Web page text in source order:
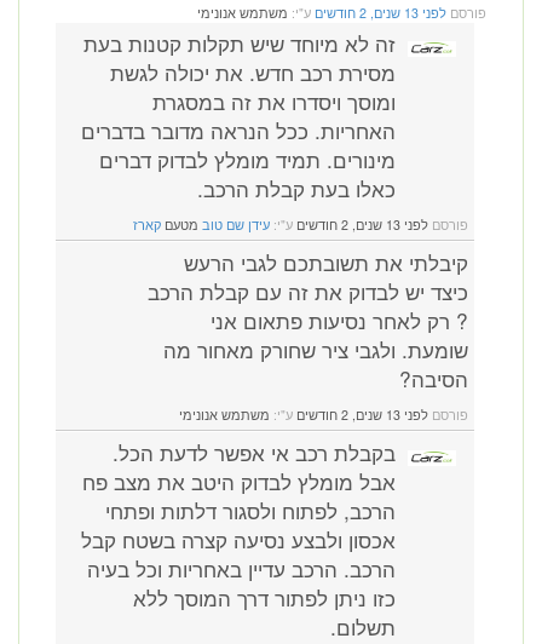
פורסם לפני 13 שנים, 2 חודשים ע"י: משתמש אנונימי
זה לא מיוחד שיש תקלות קטנות בעת
מסירת רכב חדש. את יכולה לגשת
ומוסך ויסדרו את זה במסגרת
האחריות. ככל הנראה מדובר בדברים
מינורים. תמיד מומלץ לבדוק דברים
כאלו בעת קבלת הרכב.
פורסם לפני 13 שנים, 2 חודשים ע"י: עידן שם טוב מטעם קארז
קיבלתי את תשובתכם לגבי הרעש
כיצד יש לבדוק את זה עם קבלת הרכב
? רק לאחר נסיעות פתאום אני
שומעת. ולגבי ציר שחורק מאחור מה
הסיבה?
פורסם לפני 13 שנים, 2 חודשים ע"י: משתמש אנונימי
בקבלת רכב אי אפשר לדעת הכל.
אבל מומלץ לבדוק היטב את מצב פח
הרכב, לפתוח ולסגור דלתות ופתחי
אכסון ולבצע נסיעה קצרה בשטח קבל
הרכב. הרכב עדיין באחריות וכל בעיה
כזו ניתן לפתור דרך המוסך ללא
תשלום.